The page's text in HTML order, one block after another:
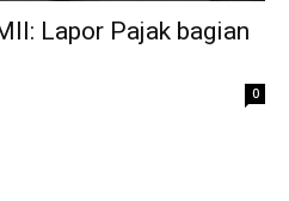
Lapor Pajak bagian
0